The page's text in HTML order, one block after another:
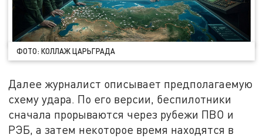
ФОТО: КОЛЛАЖ ЦАРЬГРАДА
Далее журналист описывает предполагаемую
схему удара. По его версии, беспилотники
сначала прорываются через рубежи ПВО и
РЭБ, а затем некоторое время находятся в